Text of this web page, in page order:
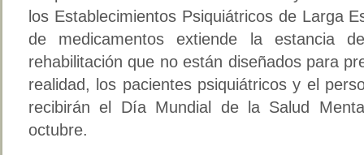
los Establecimientos Psiquiátricos de Larga
de medicamentos extiende la estancia
rehabilitación que no están diseñados para
realidad, los pacientes psiquiátricos y el
recibirán el Día Mundial de la Salud
octubre.